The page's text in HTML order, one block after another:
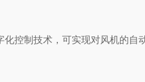
控制技术，可实现对风机的自